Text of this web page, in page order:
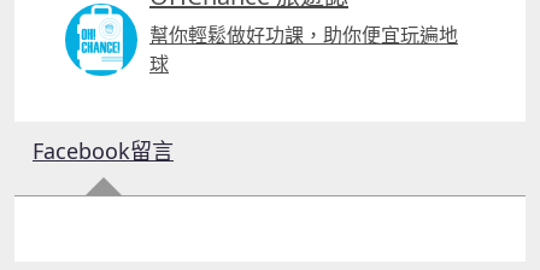
幫你輕鬆做好功課，助你便宜玩遍地
球
Facebook留言